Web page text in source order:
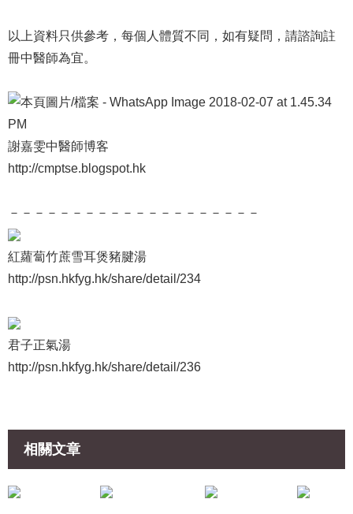
以上資料只供參考，每個人體質不同，如有疑問，請諮詢註
冊中醫師為宜。
謝嘉雯中醫師博客
http://cmptse.blogspot.hk
－－－－－－－－－－－－－－－－－－－－
紅蘿蔔竹蔗雪耳煲豬腱湯
http://psn.hkfyg.hk/share/detail/234
君子正氣湯
http://psn.hkfyg.hk/share/detail/236
相關文章
專家分享